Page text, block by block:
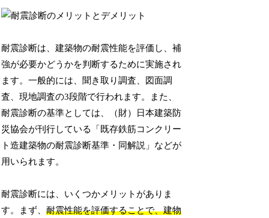
耐震診断は、建築物の耐震性能を評価し、補
強が必要かどうかを判断するために実施され
ます。一般的には、聞き取り調査、図面調
査、現地調査の3段階で行われます。また、
耐震診断の基準としては、（財）日本建築防
災協会が刊行している「既存鉄筋コンクリー
ト造建築物の耐震診断基準・同解説」などが
用いられます。
耐震診断には、いくつかメリットがありま
す。まず、耐震性能を評価することで、建物